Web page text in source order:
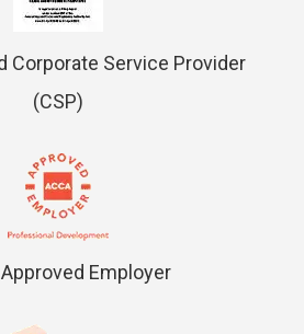
Corporate Service Provider
(CSP)
Employer